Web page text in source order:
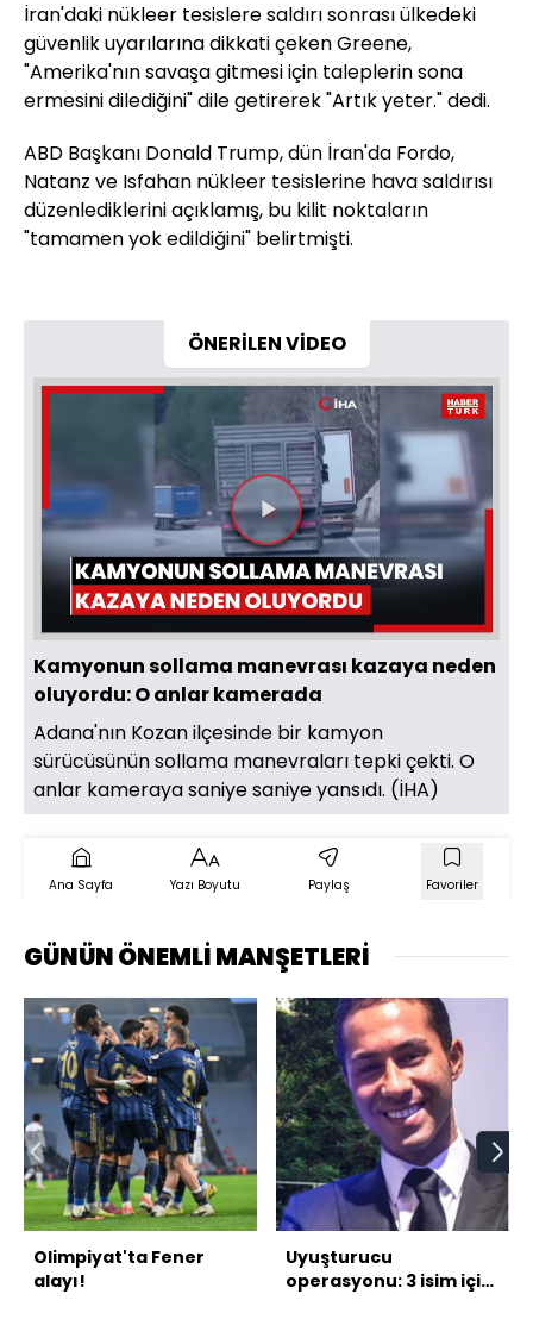
İran'daki nükleer tesislere saldırı sonrası ülkedeki
güvenlik uyarılarına dikkati çeken Greene,
"Amerika'nın savaşa gitmesi için taleplerin sona
ermesini dilediğini" dile getirerek "Artık yeter." dedi.
ABD Başkanı Donald Trump, dün İran'da Fordo,
Natanz ve Isfahan nükleer tesislerine hava saldırısı
düzenlediklerini açıklamış, bu kilit noktaların
"tamamen yok edildiğini" belirtmişti.
ÖNERİLEN VİDEO
Videoyu
Oynat
Kamyonun sollama manevrası kazaya neden
oluyordu: O anlar kamerada
Adana'nın Kozan ilçesinde bir kamyon
sürücüsünün sollama manevraları tepki çekti. O
anlar kameraya saniye saniye yansıdı. (İHA)
Ana Sayfa Yazı Boyutu Paylaş Favoriler
GÜNÜN ÖNEMLİ MANŞETLERİ
Olimpiyat'ta Fener
alayı!
Uyuşturucu
operasyonu: 3 isim için